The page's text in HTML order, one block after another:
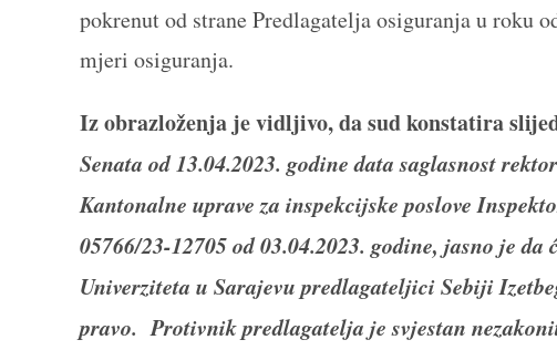
pokrenut od strane Predlagatelja osiguranja u roku
mjeri osiguranja.
Iz obrazloženja je vidljivo, da sud konstatira
Senata od 13.04.2023. godine data saglasnost
Kantonalne uprave za inspekcijske poslove
05766/23-12705 od 03.04.2023. godine, jasno je
Univerziteta u Sarajevu predlagateljici Sebiji
pravo. Protivnik predlagatelja je svjestan